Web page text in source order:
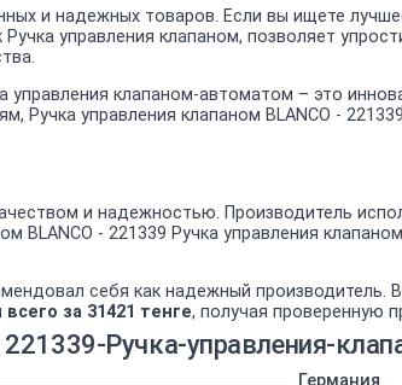
и надежных товаров. Если вы ищете
Ручка управления клапаном, позволяет
управления клапаном-автоматом – это
Ручка управления клапаном BLANCO -
и надежностью. Производитель
BLANCO - 221339 Ручка управления
себя как надежный производитель.
за 31421 тенге, получая проверенную
Ручка-управления-
Германия